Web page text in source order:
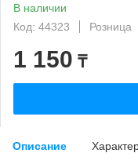
В наличии
Код: 44323
Розница
1 150 ₸
Описание